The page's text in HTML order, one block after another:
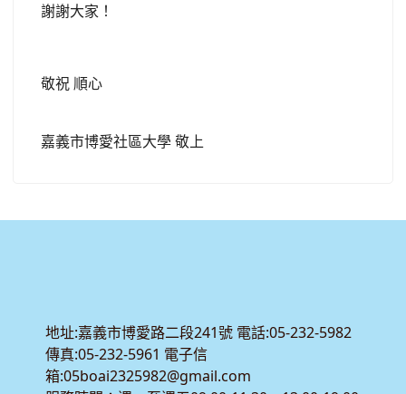
謝謝大家！
敬祝 順心
嘉義市博愛社區大學 敬上
地址:嘉義市博愛路二段241號 電話:05-232-5982
傳真:05-232-5961 電子信
箱:05boai2325982@gmail.com